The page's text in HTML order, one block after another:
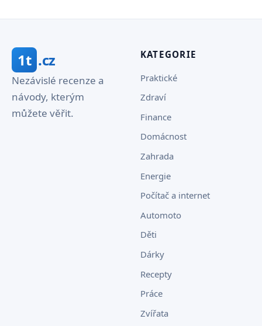
1t .cz
Nezávislé recenze a
návody, kterým
můžete věřit.
KATEGORIE
Praktické
Zdraví
Finance
Domácnost
Zahrada
Energie
Počítač a internet
Automoto
Děti
Dárky
Recepty
Práce
Zvířata